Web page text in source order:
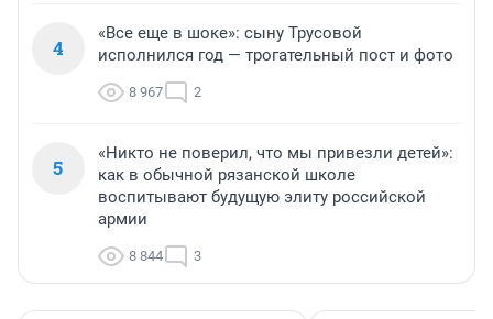
4
«Все еще в шоке»: сыну Трусовой
исполнился год — трогательный пост и фото
8 967 2
5
«Никто не поверил, что мы привезли детей»:
как в обычной рязанской школе
воспитывают будущую элиту российской
армии
8 844 3